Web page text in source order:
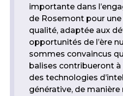
importante dans
de Rosemont pour
qualité, adaptée aux
opportunités de l’ère
sommes convaincus
balises contribueront
des technologies
générative, de